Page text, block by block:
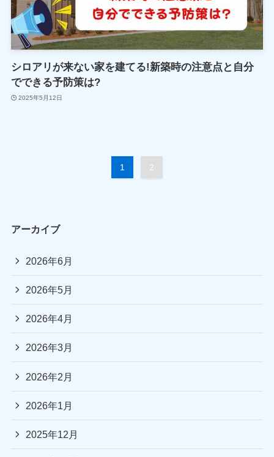
シロアリが来ない家を建てる!新築時の注意点と自分
でできる予防策は?
2025年5月12日
1 2
アーカイブ
2026年6月
2026年5月
2026年4月
2026年3月
2026年2月
2026年1月
2025年12月